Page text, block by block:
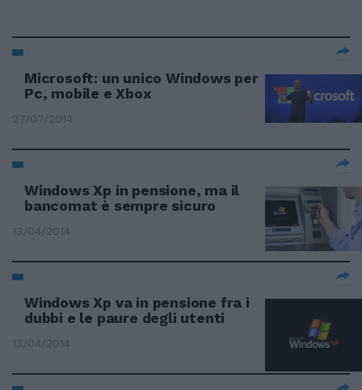
Microsoft: un unico Windows per
Pc, mobile e Xbox
27/07/2014
Windows Xp in pensione, ma il
bancomat è sempre sicuro
13/04/2014
Windows Xp va in pensione fra i
dubbi e le paure degli utenti
13/04/2014